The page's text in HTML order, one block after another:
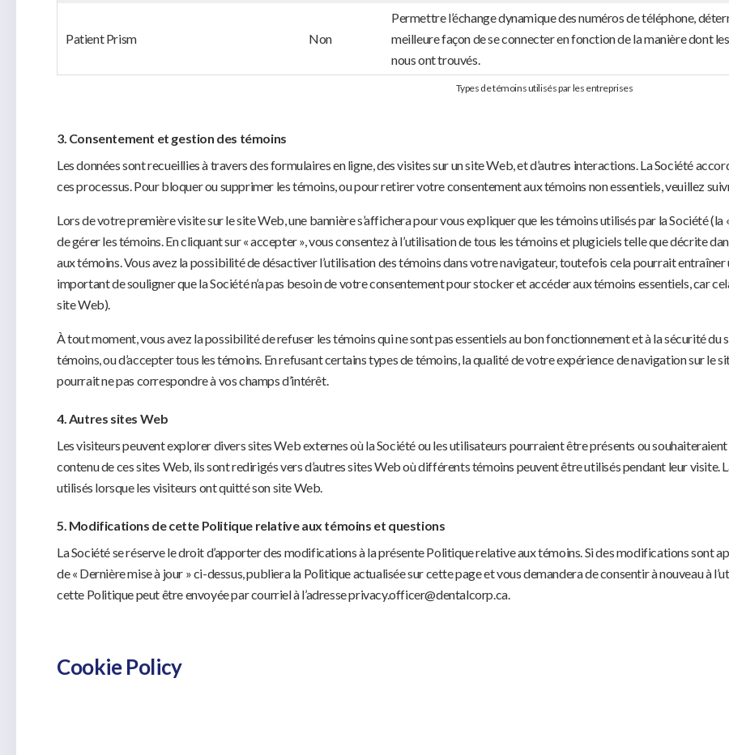
Types de témoins utilisés par les entreprises
Patient Prism Non
Permettre l’échange dynamique des numéros de téléphone,
meilleure façon de se connecter en fonction de la manière dont
nous ont trouvés.
3. Consentement et gestion des témoins
Les données sont recueillies à travers des formulaires en ligne, des visites sur un site Web, et d’autres interactions. La Société
ces processus. Pour bloquer ou supprimer les témoins, ou pour retirer votre consentement aux témoins non essentiels, veuillez
Lors de votre première visite sur le site Web, une bannière s’affichera pour vous expliquer que les témoins utilisés par la Société
de gérer les témoins. En cliquant sur « accepter », vous consentez à l’utilisation de tous les témoins et plugiciels telle que décrite
aux témoins. Vous avez la possibilité de désactiver l’utilisation des témoins dans votre navigateur, toutefois cela pourrait
important de souligner que la Société n’a pas besoin de votre consentement pour stocker et accéder aux témoins essentiels, car
site Web).
À tout moment, vous avez la possibilité de refuser les témoins qui ne sont pas essentiels au bon fonctionnement et à la sécurité
témoins, ou d’accepter tous les témoins. En refusant certains types de témoins, la qualité de votre expérience de navigation sur
pourrait ne pas correspondre à vos champs d’intérêt.
4. Autres sites Web
Les visiteurs peuvent explorer divers sites Web externes où la Société ou les utilisateurs pourraient être présents ou
contenu de ces sites Web, ils sont redirigés vers d’autres sites Web où différents témoins peuvent être utilisés pendant leur visite.
utilisés lorsque les visiteurs ont quitté son site Web.
5. Modifications de cette Politique relative aux témoins et questions
La Société se réserve le droit d’apporter des modifications à la présente Politique relative aux témoins. Si des modifications sont
de « Dernière mise à jour » ci-dessus, publiera la Politique actualisée sur cette page et vous demandera de consentir à nouveau à
cette Politique peut être envoyée par courriel à l’adresse privacy.officer@dentalcorp.ca.
Cookie Policy